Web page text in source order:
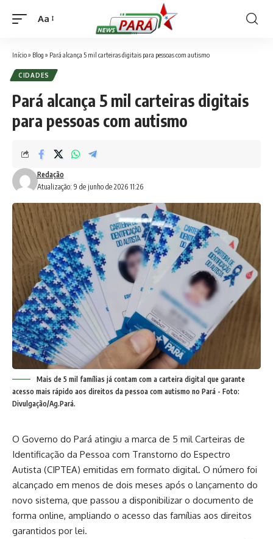
Font
Aa
Início» Blog » Pará alcança 5 mil carteiras digitais para pessoas com autismo
CIDADES
Pará alcança 5 mil carteiras digitais
para pessoas com autismo
Atualização: 9 de junho de 2026 11:26
Redação
Mais de 5 mil famílias já contam com a carteira digital que garante
acesso mais rápido aos direitos da pessoa com autismo no Pará - Foto:
Divulgação/Ag.Pará.
O Governo do Pará atingiu a marca de 5 mil Carteiras de
Identificação da Pessoa com Transtorno do Espectro
Autista (CIPTEA) emitidas em formato digital. O número foi
alcançado em menos de dois meses após o lançamento do
novo sistema, que passou a disponibilizar o documento de
forma online, ampliando o acesso das famílias aos direitos
garantidos por lei.